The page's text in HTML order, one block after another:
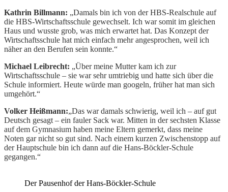
Kathrin Billmann: „Damals bin ich von der HBS-Realschule auf
die HBS-Wirtschaftsschule gewechselt. Ich war somit im gleichen
Haus und wusste grob, was mich erwartet hat. Das Konzept der
Wirtschaftsschule hat mich einfach mehr angesprochen, weil ich
näher an den Berufen sein konnte.“
Michael Leibrecht: „Über meine Mutter kam ich zur
Wirtschaftsschule – sie war sehr umtriebig und hatte sich über die
Schule informiert. Heute würde man googeln, früher hat man sich
umgehört.“
Volker Heißmann:„Das war damals schwierig, weil ich – auf gut
Deutsch gesagt – ein fauler Sack war. Mitten in der sechsten Klasse
auf dem Gymnasium haben meine Eltern gemerkt, dass meine
Noten gar nicht so gut sind. Nach einem kurzen Zwischenstopp auf
der Hauptschule bin ich dann auf die Hans-Böckler-Schule
gegangen.“
Der Pausenhof der Hans-Böckler-Schule